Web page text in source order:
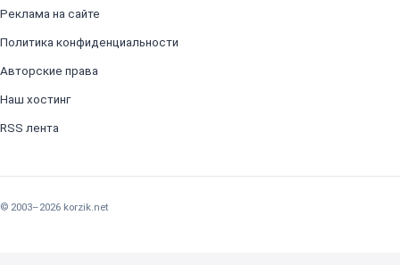
Реклама на сайте
Политика конфиденциальности
Авторские права
Наш хостинг
RSS лента
© 2003–2026 korzik.net